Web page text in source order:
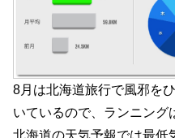
8月は北海道旅行で風邪を
いているので、ランニング
北海道の天気予報では最